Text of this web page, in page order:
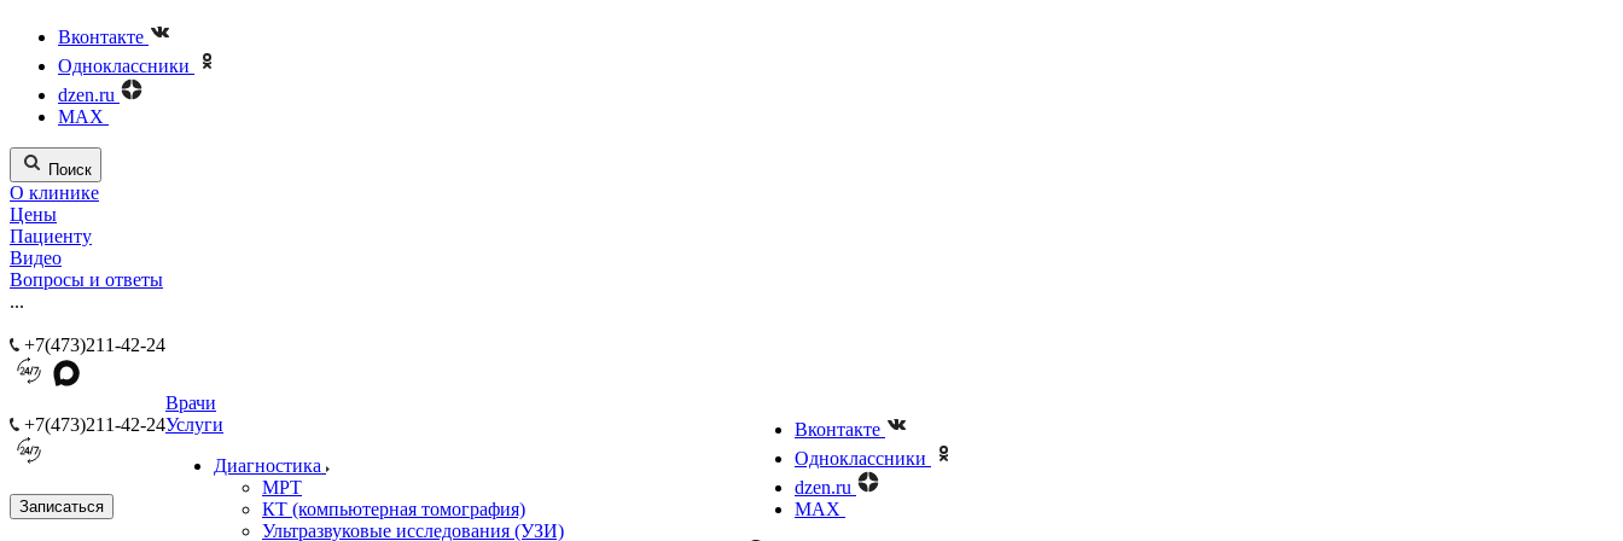
Вконтакте
Одноклассники
dzen.ru
MAX
Поиск
О клинике
Цены
Пациенту
Видео
Вопросы и ответы
...
+7(473)211-42-24
+7(473)211-42-24
Записаться
Врачи
Услуги
Диагностика
МРТ
КТ (компьютерная томография)
Ультразвуковые исследования (УЗИ)
Вконтакте
Одноклассники
dzen.ru
MAX